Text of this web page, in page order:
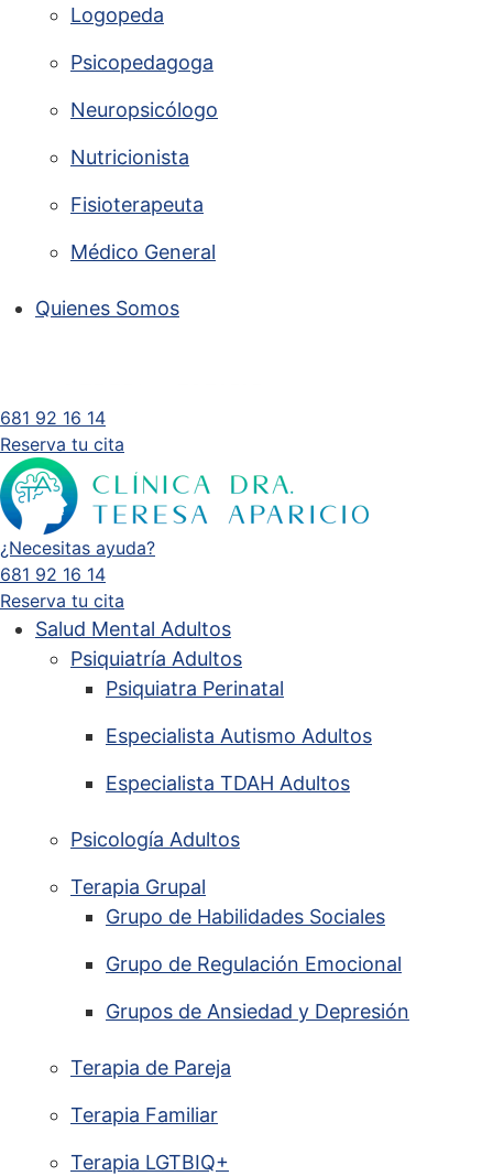
Logopeda
Psicopedagoga
Neuropsicólogo
Nutricionista
Fisioterapeuta
Médico General
Quienes Somos
681 92 16 14
Reserva tu cita
¿Necesitas ayuda?
681 92 16 14
Reserva tu cita
Salud Mental Adultos
Psiquiatría Adultos
Psiquiatra Perinatal
Especialista Autismo Adultos
Especialista TDAH Adultos
Psicología Adultos
Terapia Grupal
Grupo de Habilidades Sociales
Grupo de Regulación Emocional
Grupos de Ansiedad y Depresión
Terapia de Pareja
Terapia Familiar
Terapia LGTBIQ+